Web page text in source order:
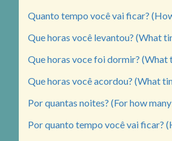
Quanto tempo você vai ficar?
Que horas você levantou? (What
Que horas voce foi dormir? (What
Que horas você acordou? (What
Por quantas noites? (For how
Por quanto tempo você vai ficar?